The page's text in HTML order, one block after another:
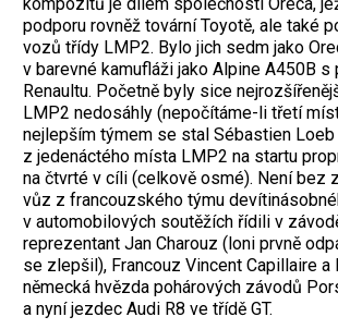
podporu rovněž tovární Toyotě, ale také
vozů třídy LMP2. Bylo jich sedm jako
v barevné kamufláži jako Alpine A450B s
Renaultu. Početně byly sice
LMP2 nedosáhly (nepočítáme-li třetí
nejlepším týmem se stal Sébastien Loeb
z jedenáctého místa LMP2 na startu
na čtvrté v cíli (celkově osmé). Není bez
vůz z francouzského týmu
v automobilových soutěžích řídili v
reprezentant Jan Charouz (loni prvně
se zlepšil), Francouz Vincent Capillaire a
německá hvězda pohárových závodů
a nyní jezdec Audi R8 ve třídě GT.